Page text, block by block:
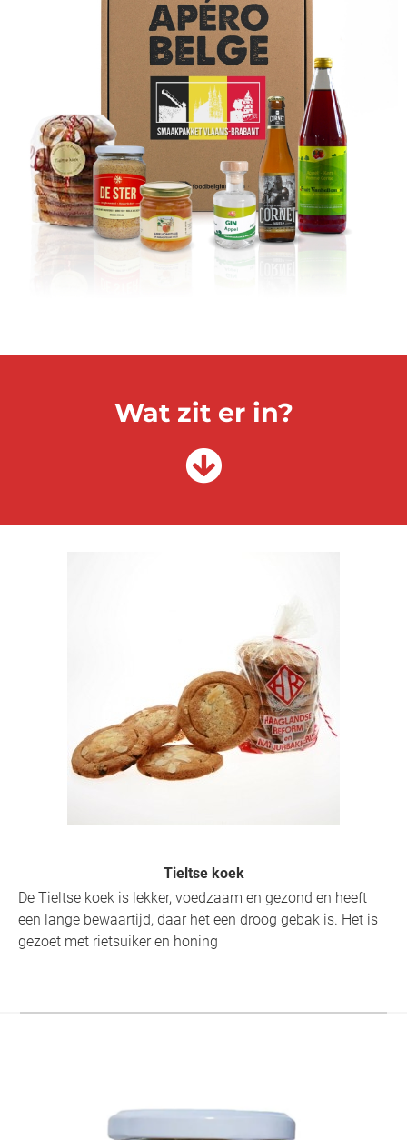
Wat zit er in?
Tieltse koek
De Tieltse koek is lekker, voedzaam en gezond en heeft
een lange bewaartijd, daar het een droog gebak is. Het is
gezoet met rietsuiker en honing